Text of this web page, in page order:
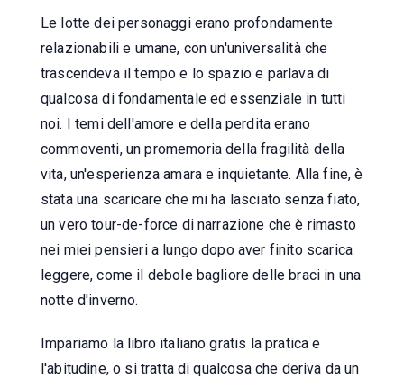
Le lotte dei personaggi erano profondamente
relazionabili e umane, con un'universalità che
trascendeva il tempo e lo spazio e parlava di
qualcosa di fondamentale ed essenziale in tutti
noi. I temi dell'amore e della perdita erano
commoventi, un promemoria della fragilità della
vita, un'esperienza amara e inquietante. Alla fine, è
stata una scaricare che mi ha lasciato senza fiato,
un vero tour-de-force di narrazione che è rimasto
nei miei pensieri a lungo dopo aver finito scarica
leggere, come il debole bagliore delle braci in una
notte d'inverno.
Impariamo la libro italiano gratis la pratica e
l'abitudine, o si tratta di qualcosa che deriva da un